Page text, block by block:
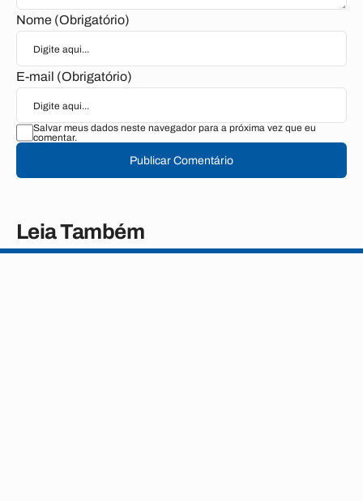
Nome (Obrigatório)
E-mail (Obrigatório)
Salvar meus dados neste navegador para a próxima vez que eu
comentar.
Publicar Comentário
Leia Também